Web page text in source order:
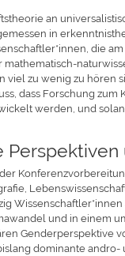
an
in
die
mathematisch-
zu wenig zu hören
dass Forschung zum
werden, und
und in einem
Genderperspektive
dominante